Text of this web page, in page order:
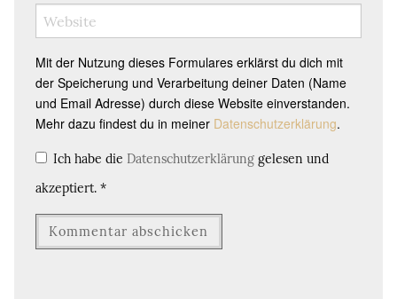
Mit der Nutzung dieses Formulares erklärst du dich mit
der Speicherung und Verarbeitung deiner Daten (Name
und Email Adresse) durch diese Website einverstanden.
Mehr dazu findest du in meiner Datenschutzerklärung.
Ich habe die Datenschutzerklärung gelesen und
akzeptiert. *